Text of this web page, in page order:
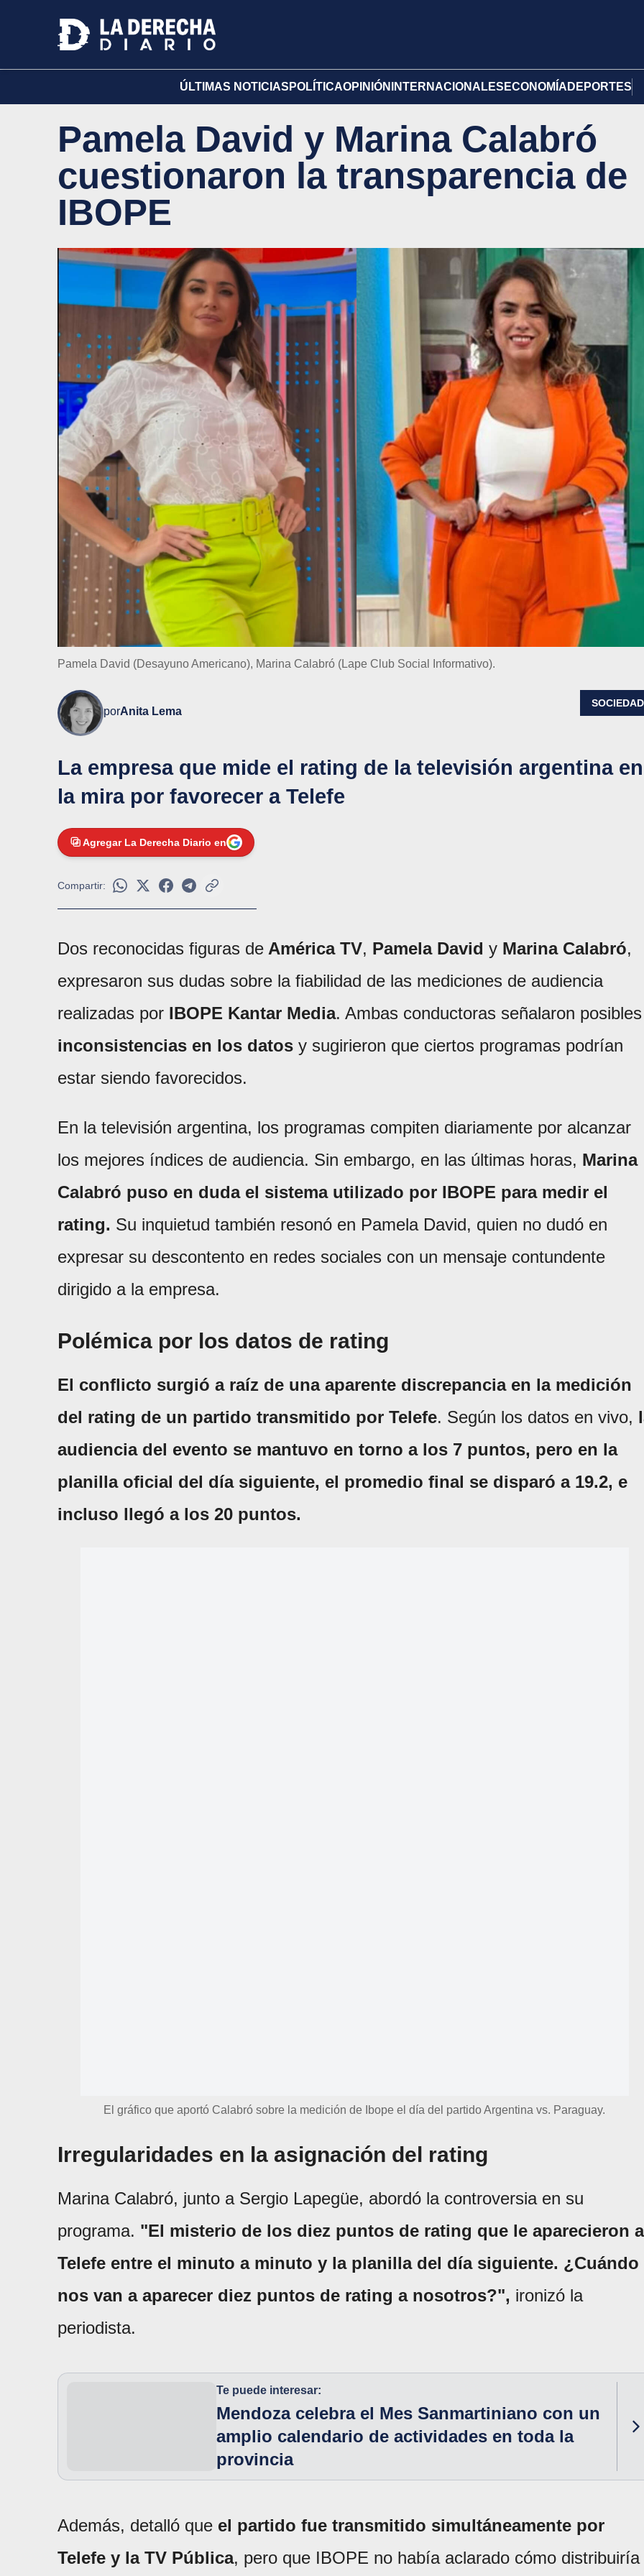
ÚLTIMAS NOTICIAS POLÍTICAOPINIÓN INTERNACIONALES ECONOMÍA DEPORTES
Pamela David y Marina Calabró
cuestionaron la transparencia de
IBOPE
Pamela David (Desayuno Americano), Marina Calabró (Lape Club Social Informativo).
porAnita Lema
SOCIEDAD
La empresa que mide el rating de la televisión argentina en
la mira por favorecer a Telefe
Agregar La Derecha Diario en
Compartir:
Dos reconocidas figuras de América TV, Pamela David y Marina Calabró,
expresaron sus dudas sobre la fiabilidad de las mediciones de audiencia
realizadas por IBOPE Kantar Media. Ambas conductoras señalaron posibles
inconsistencias en los datos y sugirieron que ciertos programas podrían
estar siendo favorecidos.
En la televisión argentina, los programas compiten diariamente por alcanzar
los mejores índices de audiencia. Sin embargo, en las últimas horas, Marina
Calabró puso en duda el sistema utilizado por IBOPE para medir el
rating. Su inquietud también resonó en Pamela David, quien no dudó en
expresar su descontento en redes sociales con un mensaje contundente
dirigido a la empresa.
Polémica por los datos de rating
El conflicto surgió a raíz de una aparente discrepancia en la medición
del rating de un partido transmitido por Telefe. Según los datos en vivo,
audiencia del evento se mantuvo en torno a los 7 puntos, pero en la
planilla oficial del día siguiente, el promedio final se disparó a 19.2, e
incluso llegó a los 20 puntos.
El gráfico que aportó Calabró sobre la medición de Ibope el día del partido Argentina vs. Paraguay.
Irregularidades en la asignación del rating
Marina Calabró, junto a Sergio Lapegüe, abordó la controversia en su
programa. "El misterio de los diez puntos de rating que le aparecieron a
Telefe entre el minuto a minuto y la planilla del día siguiente. ¿Cuándo
nos van a aparecer diez puntos de rating a nosotros?", ironizó la
periodista.
Te puede interesar:
Mendoza celebra el Mes Sanmartiniano con un
amplio calendario de actividades en toda la
provincia
Además, detalló que el partido fue transmitido simultáneamente por
Telefe y la TV Pública, pero que IBOPE no había aclarado cómo distribuiría